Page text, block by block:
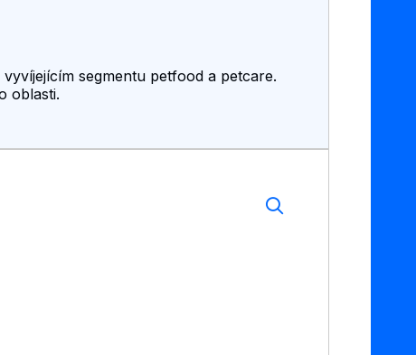
segmentu petfood a petcare.
oblasti.